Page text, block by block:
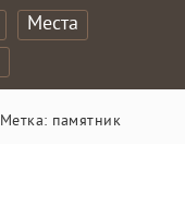
Места
Метка: памятник